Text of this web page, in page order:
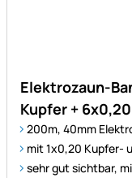
Elektrozaun-
Kupfer +
200m, 40mm
mit 1x0,20 Kupfer-
sehr gut sichtbar,